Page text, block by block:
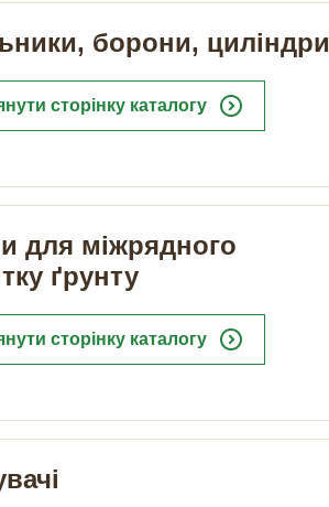
борони, циліндри
сторінку каталогу expand_circle_right
для міжрядного
ґрунту
сторінку каталогу expand_circle_right